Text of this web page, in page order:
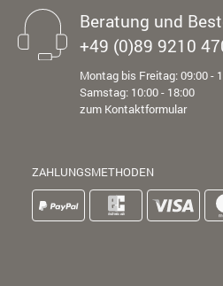
Beratung und
+49 (0)89 9210
Montag bis Freitag: 09:00 -
Samstag: 10:00 - 18:00
zum Kontaktformular
ZAHLUNGSMETHODEN